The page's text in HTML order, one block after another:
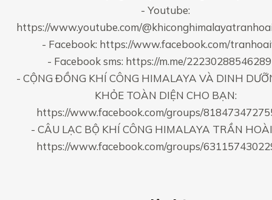
- Youtube:
https://www.youtube.com/
- Facebook: https://www.facebook.com/
- Facebook sms: https://m.me/
- CỘNG ĐỒNG KHÍ CÔNG HIMALAYA VÀ DINH
KHỎE TOÀN DIỆN CHO BẠN:
https://www.facebook.com/groups/
- CÂU LẠC BỘ KHÍ CÔNG HIMALAYA TRẦN
https://www.facebook.com/groups/